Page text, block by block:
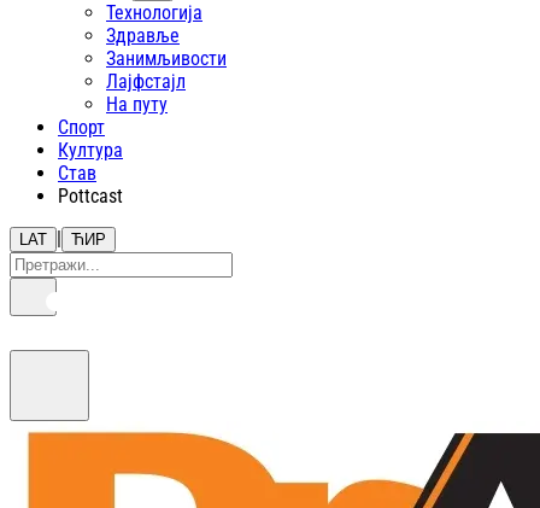
Технологија
Здравље
Занимљивости
Лајфстajл
На путу
Спорт
Култура
Став
Pottcast
LAT | ЋИР